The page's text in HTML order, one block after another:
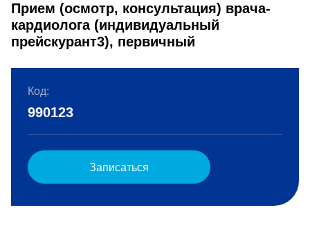
Прием (осмотр, консультация) врача-
кардиолога (индивидуальный
прейскурант3), первичный
Код:
990123
Записаться